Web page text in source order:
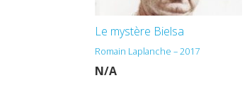
Le mystère Bielsa
Romain Laplanche – 2017
N/A